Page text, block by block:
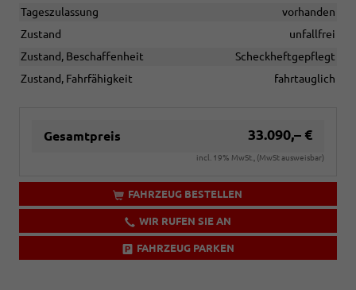
Tageszulassung
vorhanden
Zustand
unfallfrei
Zustand, Beschaffenheit
Scheckheftgepflegt
Zustand, Fahrfähigkeit
fahrtauglich
Gesamtpreis 33.090,– €
incl. 19% MwSt., (MwSt ausweisbar)
FAHRZEUG BESTELLEN
WIR RUFEN SIE AN
FAHRZEUG PARKEN